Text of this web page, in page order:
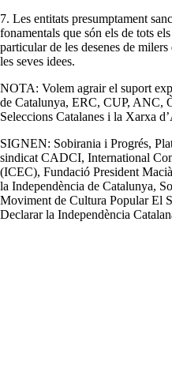
7. Les entitats presumptament
fonamentals que són els de tots
particular de les desenes de
les seves idees.
NOTA: Volem agrair el suport
de Catalunya, ERC, CUP, ANC,
Seleccions Catalanes i la Xarxa
SIGNEN: Sobirania i Progrés,
sindicat CADCI, International
(ICEC), Fundació President
la Independència de Catalunya,
Moviment de Cultura Popular El
Declarar la Independència